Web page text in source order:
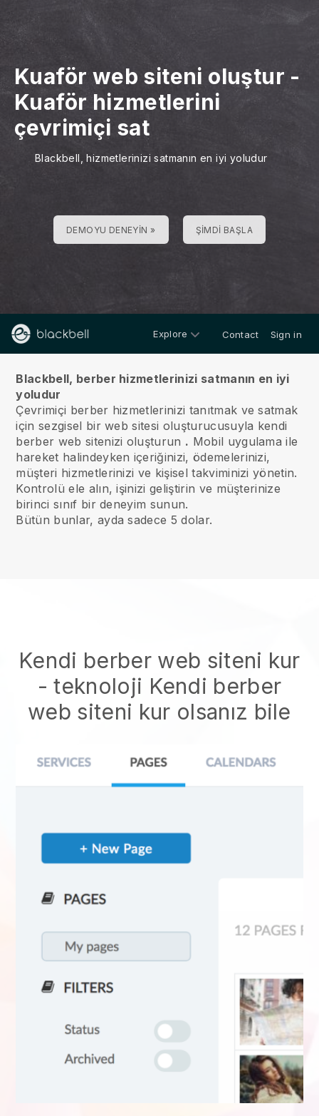
Kuaför web siteni oluştur -
Kuaför hizmetlerini
çevrimiçi sat
Blackbell, hizmetlerinizi satmanın en iyi yoludur
DEMOYU DENEYIN » ŞIMDI BAŞLA
Explore Contact Sign in
Blackbell, berber hizmetlerinizi satmanın en iyi
yoludur
Çevrimiçi berber hizmetlerinizi tanıtmak ve satmak
için sezgisel bir web sitesi oluşturucusuyla kendi
berber web sitenizi oluşturun . Mobil uygulama ile
hareket halindeyken içeriğinizi, ödemelerinizi,
müşteri hizmetlerinizi ve kişisel takviminizi yönetin.
Kontrolü ele alın, işinizi geliştirin ve müşterinize
birinci sınıf bir deneyim sunun.
Bütün bunlar, ayda sadece 5 dolar.
Kendi berber web siteni kur
- teknoloji Kendi berber
web siteni kur olsanız bile